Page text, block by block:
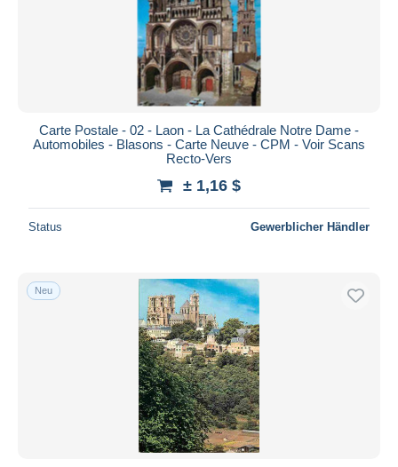
Carte Postale - 02 - Laon - La Cathédrale Notre Dame -
Automobiles - Blasons - Carte Neuve - CPM - Voir Scans
Recto-Vers
± 1,16 $
Status Gewerblicher Händler
Neu